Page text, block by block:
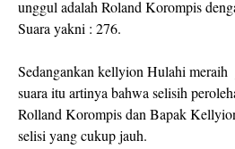
unggul adalah Roland Korompis
Suara yakni : 276.
Sedangankan kellyion Hulahi meraih
suara itu artinya bahwa selisih
Rolland Korompis dan Bapak
selisi yang cukup jauh.